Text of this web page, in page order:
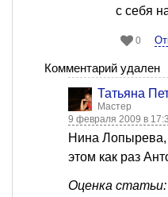
с себя
0
Комментарий удален
Татьяна
Мастер
9 февраля 2009 в
Нина Лопырева,
этом как раз
Оценка статьи: